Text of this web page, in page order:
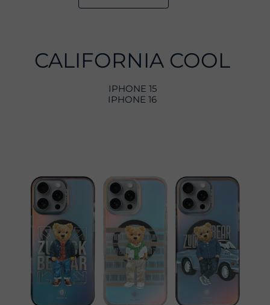
CALIFORNIA COOL
IPHONE 15
IPHONE 16